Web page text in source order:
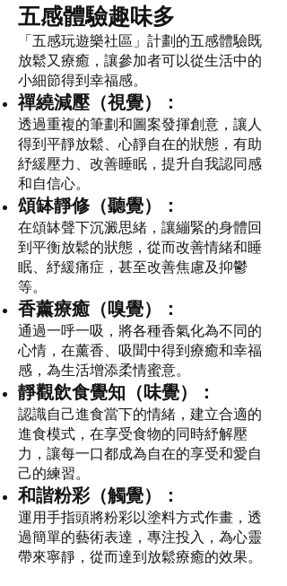
五感體驗趣味多
「五感玩遊樂社區」計劃的五感體驗既
放鬆又療癒，讓參加者可以從生活中的
小細節得到幸福感。
禪繞減壓（視覺）：
透過重複的筆劃和圖案發揮創意，讓人
得到平靜放鬆、心靜自在的狀態，有助
紓緩壓力、改善睡眠，提升自我認同感
和自信心。
頌缽靜修（聽覺）：
在頌缽聲下沉澱思緒，讓繃緊的身體回
到平衡放鬆的狀態，從而改善情緒和睡
眠、紓緩痛症，甚至改善焦慮及抑鬱
等。
香薰療癒（嗅覺）：
通過一呼一吸，將各種香氣化為不同的
心情，在薰香、吸聞中得到療癒和幸福
感，為生活增添柔情蜜意。
靜觀飲食覺知（味覺）：
認識自己進食當下的情緒，建立合適的
進食模式，在享受食物的同時紓解壓
力，讓每一口都成為自在的享受和愛自
己的練習。
和諧粉彩（觸覺）：
運用手指頭將粉彩以塗料方式作畫，透
過簡單的藝術表達，專注投入，為心靈
帶來寧靜，從而達到放鬆療癒的效果。